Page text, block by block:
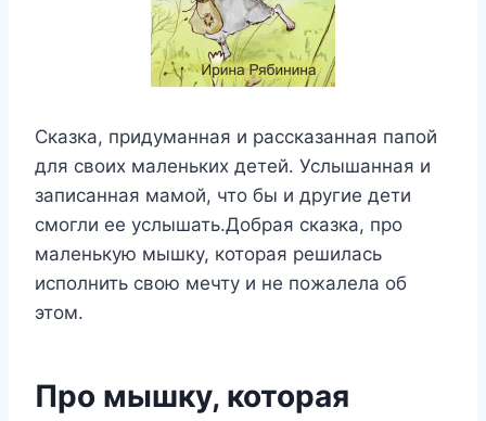
Сказка, придуманная и рассказанная папой
для своих маленьких детей. Услышанная и
записанная мамой, что бы и другие дети
смогли ее услышать.Добрая сказка, про
маленькую мышку, которая решилась
исполнить свою мечту и не пожалела об
этом.
Про мышку, которая